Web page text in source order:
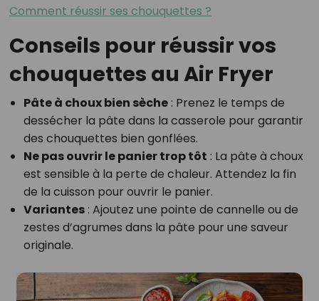
Comment réussir ses chouquettes ?
Conseils pour réussir vos
chouquettes au Air Fryer
Pâte à choux bien sèche: Prenez le temps de
dessécher la pâte dans la casserole pour garantir
des chouquettes bien gonflées.
Ne pas ouvrir le panier trop tôt : La pâte à choux
est sensible à la perte de chaleur. Attendez la fin
de la cuisson pour ouvrir le panier.
Variantes: Ajoutez une pointe de cannelle ou de
zestes d’agrumes dans la pâte pour une saveur
originale.